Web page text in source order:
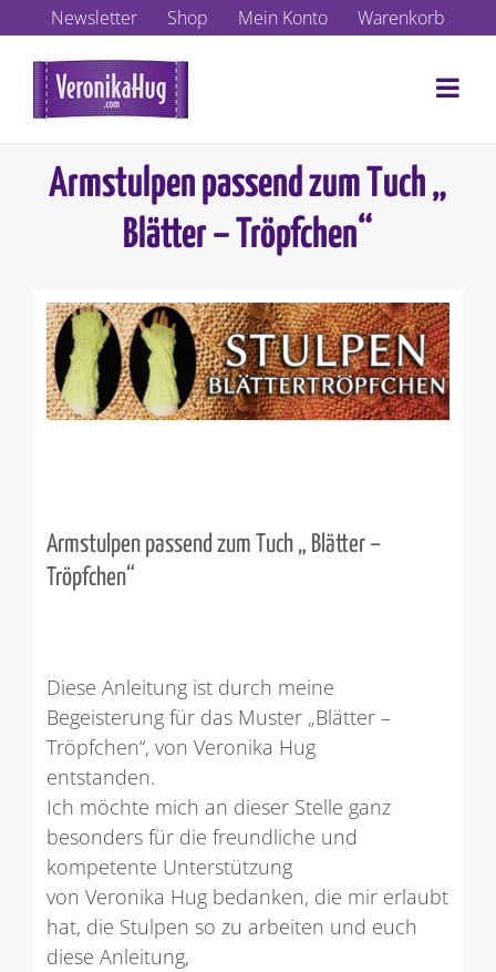
Inhalt
springen
Newsletter Shop Mein Konto Warenkorb
Armstulpen passend zum Tuch „
Blätter – Tröpfchen“
Zeige
grösseres
Bild
Armstulpen passend zum Tuch „ Blätter –
Tröpfchen“
Diese Anleitung ist durch meine
Begeisterung für das Muster „Blätter –
Tröpfchen“, von Veronika Hug
entstanden.
Ich möchte mich an dieser Stelle ganz
besonders für die freundliche und
kompetente Unterstützung
von Veronika Hug bedanken, die mir erlaubt
hat, die Stulpen so zu arbeiten und euch
diese Anleitung,